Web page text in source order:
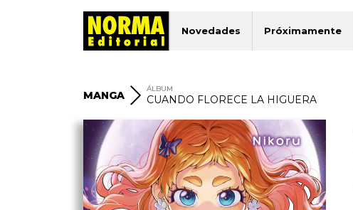
Novedades Próximamente
MANGA
ÁLBUM
CUANDO FLORECE LA HIGUERA